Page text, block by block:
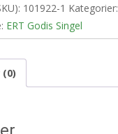
101922-1 Kategorier:
ERT Godis Singel